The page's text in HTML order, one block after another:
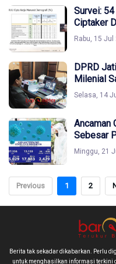
Survei:
Ciptaker
Rabu, 15
DPRD
Milenial
Selasa, 14
Ancaman
Sebesar
Minggu, 21
Previous 1 2
Berita tak sekadar dikabarkan. Perlu
untuk menghasilkan informasi terkini